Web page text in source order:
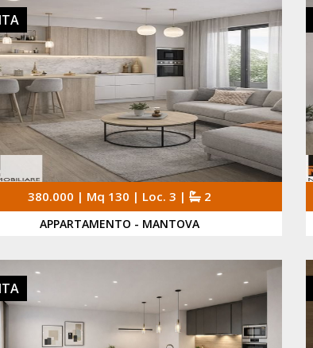
380.000 | Mq 130 | Loc. 3 | 2
APPARTAMENTO - MANTOVA